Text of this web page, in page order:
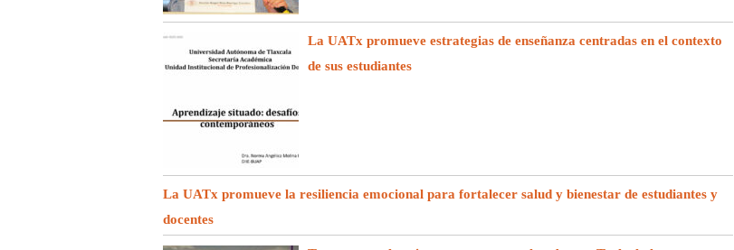
La UATx promueve estrategias de enseñanza centradas en el contexto
de sus estudiantes
La UATx promueve la resiliencia emocional para fortalecer salud y bienestar de estudiantes y
docentes